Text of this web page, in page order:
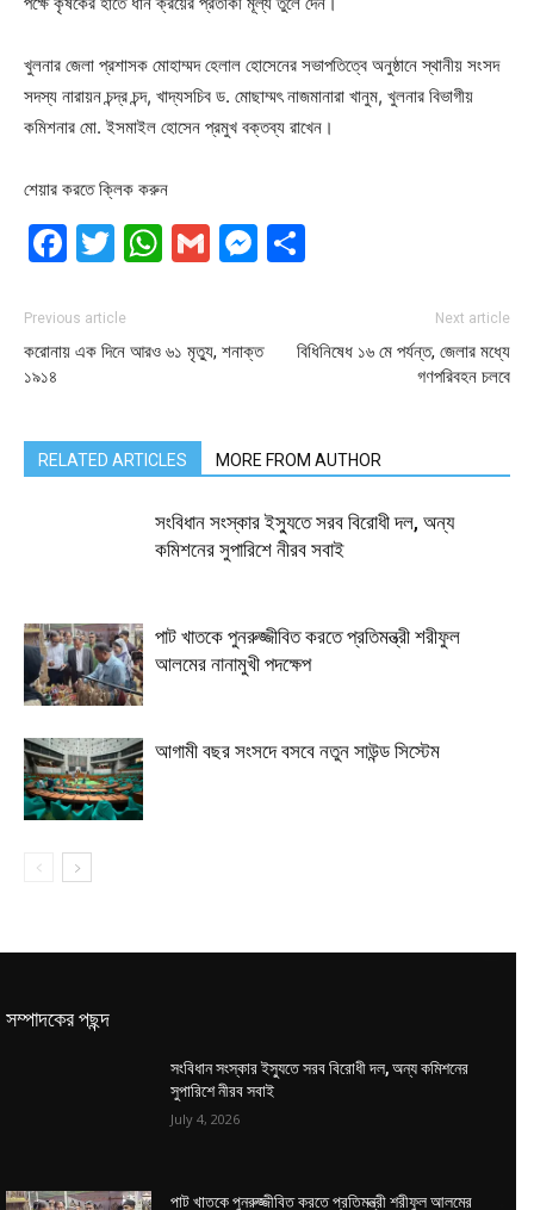
খুলনার জেলা প্রশাসক মোহাম্মদ হেলাল হোসেনের সভাপতিত্বে অনুষ্ঠানে স্থানীয় সংসদ
সদস্য নারায়ন চন্দ্র চন্দ, খাদ্যসচিব ড. মোছাম্মৎ নাজমানারা খানুম, খুলনার বিভাগীয়
কমিশনার মো. ইসমাইল হোসেন প্রমুখ বক্তব্য রাখেন।
শেয়ার করতে ক্লিক করুন
Facebook
Twitter
WhatsApp
GmailMessenger
Previous article
করোনায় এক দিনে আরও ৬১ মৃত্যু, শনাক্ত
১৯১৪
Next article
বিধিনিষেধ ১৬ মে পর্যন্ত, জেলার মধ্যে
গণপরিবহন চলবে
RELATED ARTICLES MORE FROM AUTHOR
সংবিধান সংস্কার ইস্যুতে সরব বিরোধী দল, অন্য
কমিশনের সুপারিশে নীরব সবাই
পাট খাতকে পুনরুজ্জীবিত করতে প্রতিমন্ত্রী শরীফুল
আলমের নানামুখী পদক্ষেপ
আগামী বছর সংসদে বসবে নতুন সাউন্ড সিস্টেম
সম্পাদকের পছন্দ
সংবিধান সংস্কার ইস্যুতে সরব বিরোধী দল, অন্য কমিশনের
সুপারিশে নীরব সবাই
July 4, 2026
পাট খাতকে পুনরুজ্জীবিত করতে প্রতিমন্ত্রী শরীফুল আলমের